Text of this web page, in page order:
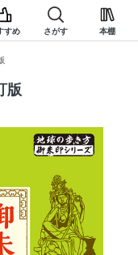
すめ さがす 本棚
版